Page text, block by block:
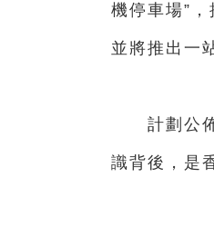
機停車場”
並將推出一
計劃公佈
識背後，是